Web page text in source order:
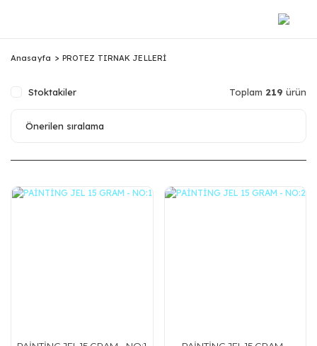
Anasayfa PROTEZ TIRNAK JELLERİ
Stoktakiler Toplam 219 ürün